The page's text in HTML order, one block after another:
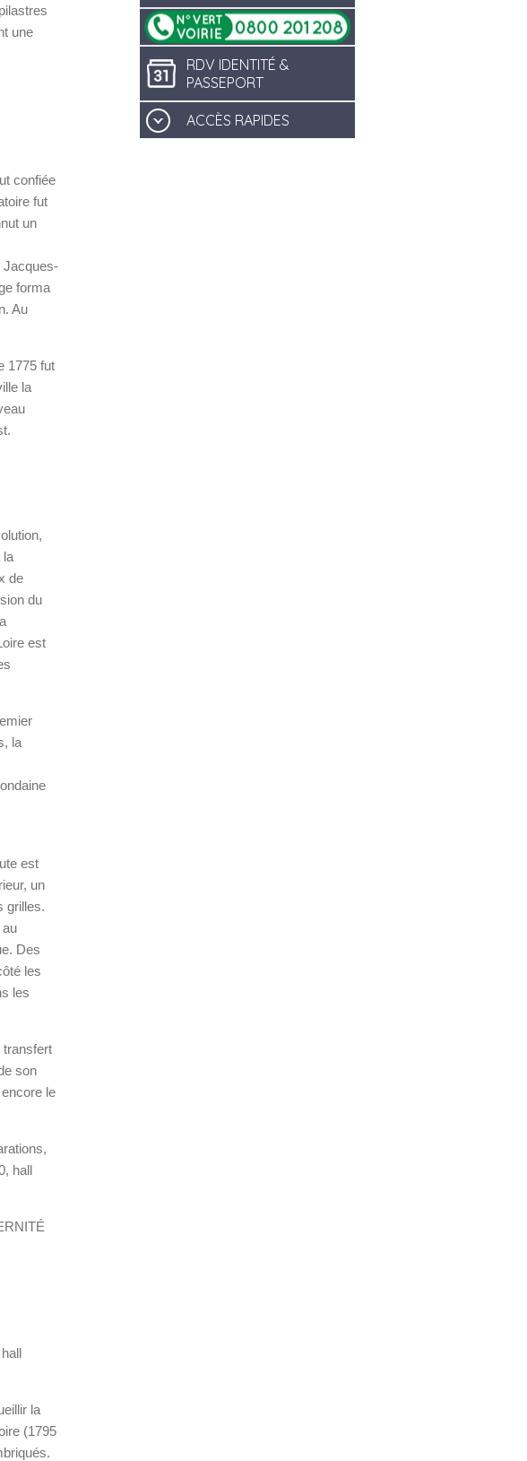
une
confiée
fut
un
Jacques-
forma
Au
1775 fut
la
la
de
du
est
la
est
un
grilles.
au
Des
les
les
transfert
son
le
hall
la
(1795
RDV IDENTITÉ &
PASSEPORT
ACCÈS RAPIDES